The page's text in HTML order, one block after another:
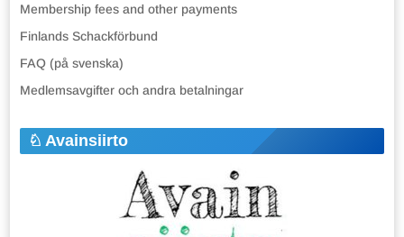
Membership fees and other payments
Finlands Schackförbund
FAQ (på svenska)
Medlemsavgifter och andra betalningar
Avainsiirto